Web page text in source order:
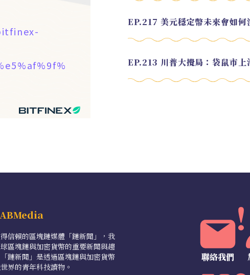
信賴的區塊鏈媒體「鏈新聞」，我
區塊鏈與加密貨幣的重要新聞與趨
鏈新聞」是透過區塊鏈與加密貨幣
界的青年科技讀物。
聯絡我們